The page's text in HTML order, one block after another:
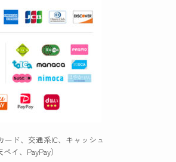
ド、交通系IC、キャッシュ
イ、PayPay）